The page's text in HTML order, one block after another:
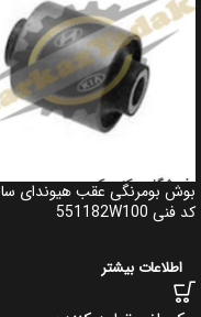
بوش بومرنگی عقب هیوندای
کد فنی 551182W100
اطلاعات بیشتر